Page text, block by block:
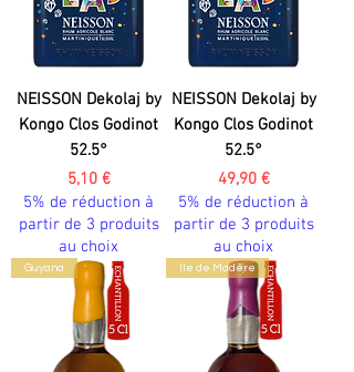
NEISSON Dekolaj by
Kongo Clos Godinot
52.5°
Prix
5,10 €
5% de réduction à
partir de 3 produits
au choix
NEISSON Dekolaj by
Kongo Clos Godinot
52.5°
Prix
49,90 €
5% de réduction à
partir de 3 produits
au choix
Guyana Ile de Madère